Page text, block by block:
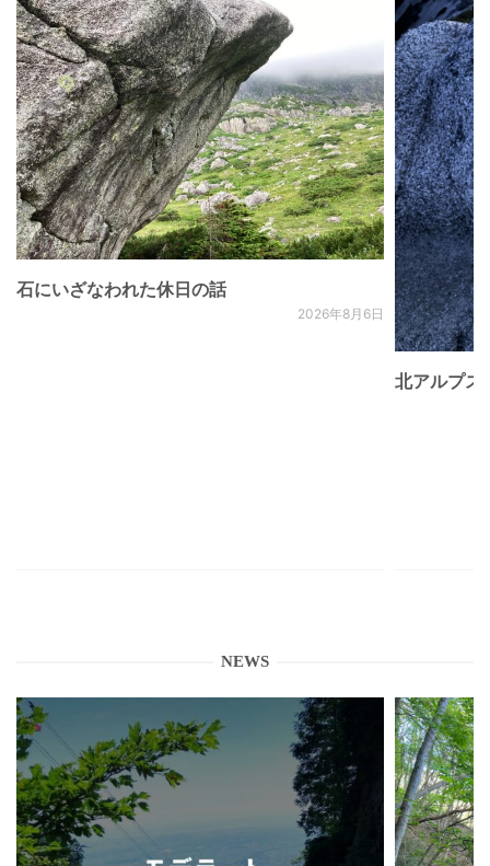
石にいざなわれた休日の話
2026年8月6日
北アルプ
NEWS